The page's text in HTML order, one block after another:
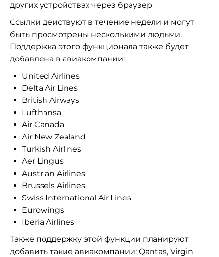
других устройствах через браузер.
Ссылки действуют в течение недели и могут
быть просмотрены несколькими людьми.
Поддержка этого функционала также будет
добавлена в авиакомпании:
United Airlines
Delta Air Lines
British Airways
Lufthansa
Air Canada
Air New Zealand
Turkish Airlines
Aer Lingus
Austrian Airlines
Brussels Airlines
Swiss International Air Lines
Eurowings
Iberia Airlines
Также поддержку этой функции планируют
добавить такие авиакомпании: Qantas, Virgin